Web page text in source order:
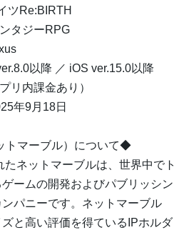
ツRe:BIRTH
タジーRPG
以降 ／ iOS ver.15.0以降
リ内課金あり）
年9月18日
トマーブル）について◆
ネットマーブルは、世界中でト
ームの開発およびパブリッシン
パニーです。ネットマーブル
と高い評価を得ているIPホルダ